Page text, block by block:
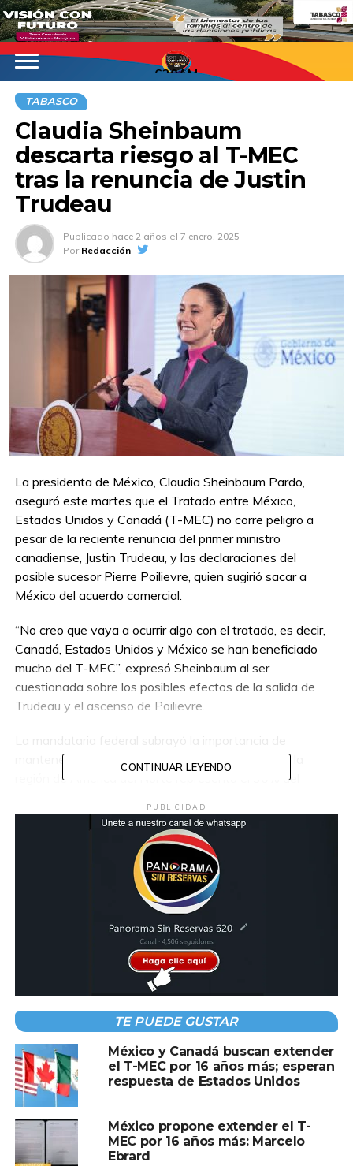
620AM
TABASCO
Claudia Sheinbaum
descarta riesgo al T-MEC
tras la renuncia de Justin
Trudeau
Publicado hace 2 años el 7 enero, 2025
Por Redacción
La presidenta de México, Claudia Sheinbaum Pardo,
aseguró este martes que el Tratado entre México,
Estados Unidos y Canadá (T-MEC) no corre peligro a
pesar de la reciente renuncia del primer ministro
canadiense, Justin Trudeau, y las declaraciones del
posible sucesor Pierre Poilievre, quien sugirió sacar a
México del acuerdo comercial.
“No creo que vaya a ocurrir algo con el tratado, es decir,
Canadá, Estados Unidos y México se han beneficiado
mucho del T-MEC”, expresó Sheinbaum al ser
cuestionada sobre los posibles efectos de la salida de
Trudeau y el ascenso de Poilievre.
mantener este acuerdo trilateral, destacando que la
región de América del Norte representa el 30% del
una de las principales fuerzas económicas a nivel mundial.
Según Sheinbaum, este tratado es la mejor herramienta
para competir con potencias como China y otros países
Además, la presidenta resaltó las “virtudes” que México y
Canadá comparten, a diferencia de Estados Unidos,
como el sistema público de salud. “Estados Unidos justo
lo que no tiene es un sistema de salud pública, lo que
tiene es un modelo de seguros, pero no tiene realmente
está fortaleciendo”, concluyó.
Compartir en:
CONTINUAR LEYENDO
PUBLICIDAD
TE PUEDE GUSTAR
México y Canadá buscan extender
el T-MEC por 16 años más; esperan
respuesta de Estados Unidos
México propone extender el T-
MEC por 16 años más: Marcelo
Ebrard